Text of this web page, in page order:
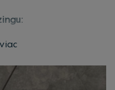
ktoré ročne plánujete